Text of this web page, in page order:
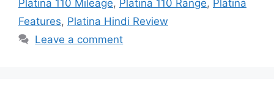
Platina 110 Mileage, Platina 110 Range, Platina
Features, Platina Hindi Review
Leave a comment